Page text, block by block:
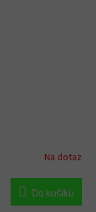
Na dotaz
Do košíku